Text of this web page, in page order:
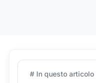
# In questo articolo